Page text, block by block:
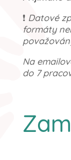
❗ Datové
formáty
Na
do 7